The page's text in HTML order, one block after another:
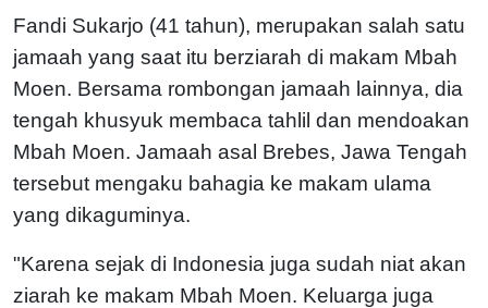
Fandi Sukarjo (41 tahun), merupakan salah satu
jamaah yang saat itu berziarah di makam Mbah
Moen. Bersama rombongan jamaah lainnya, dia
tengah khusyuk membaca tahlil dan mendoakan
Mbah Moen. Jamaah asal Brebes, Jawa Tengah
tersebut mengaku bahagia ke makam ulama
yang dikaguminya.
"Karena sejak di Indonesia juga sudah niat akan
ziarah ke makam Mbah Moen. Keluarga juga